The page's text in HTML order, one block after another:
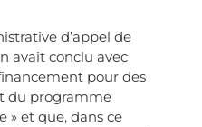
d’appel de
avait conclu avec
pour des
du programme
» et que, dans ce